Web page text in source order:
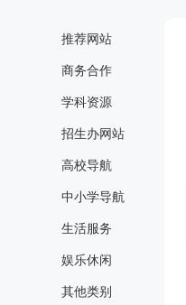
推荐网站
商务合作
学科资源
招生办网站
高校导航
中小学导航
生活服务
娱乐休闲
其他类别